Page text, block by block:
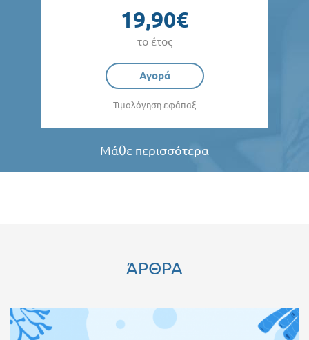
19,90€
το έτος
Αγορά
Τιμολόγηση εφάπαξ
Μάθε περισσότερα
ΆΡΘΡΑ